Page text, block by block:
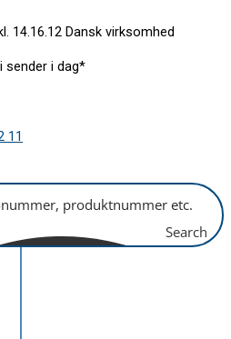
Dansk virksomhed
sender i dag*
11
Search